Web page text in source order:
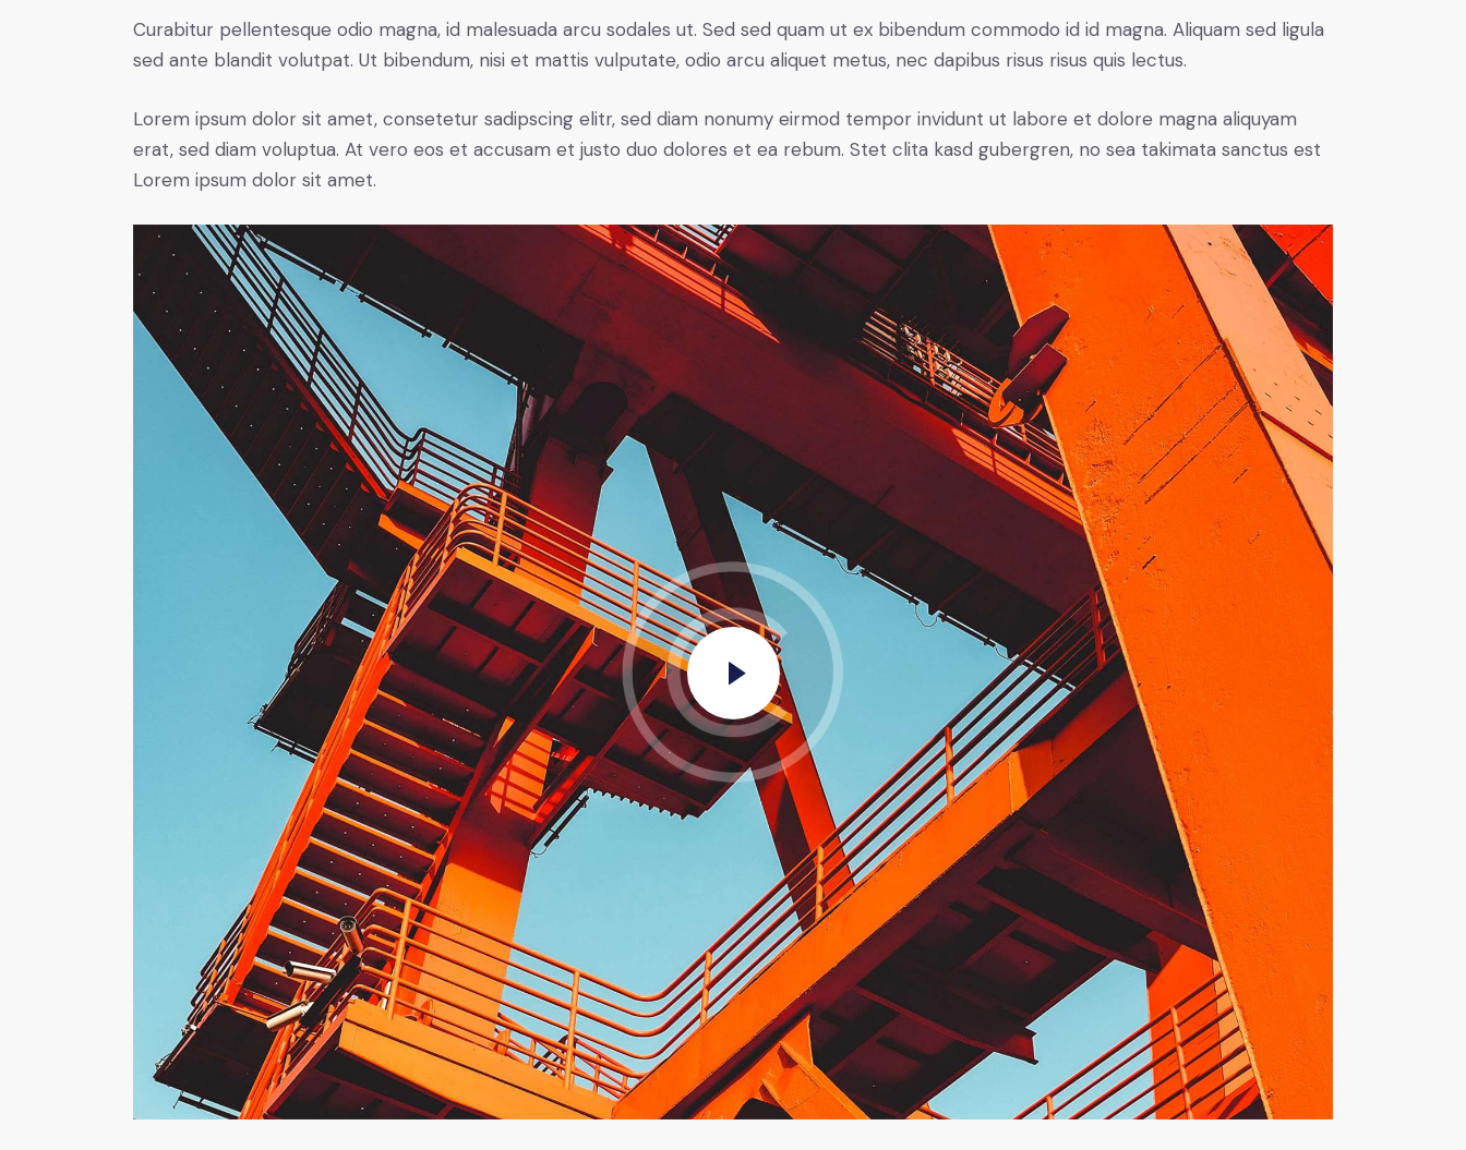
Curabitur pellentesque odio magna, id malesuada arcu sodales ut. Sed sed quam ut ex bibendum commodo id id magna. Aliquam sed ligula
sed ante blandit volutpat. Ut bibendum, nisi et mattis vulputate, odio arcu aliquet metus, nec dapibus risus risus quis lectus.
Lorem ipsum dolor sit amet, consetetur sadipscing elitr, sed diam nonumy eirmod tempor invidunt ut labore et dolore magna aliquyam
erat, sed diam voluptua. At vero eos et accusam et justo duo dolores et ea rebum. Stet clita kasd gubergren, no sea takimata sanctus est
Lorem ipsum dolor sit amet.